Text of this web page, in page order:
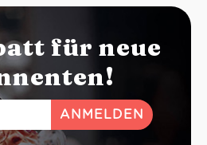
für neue